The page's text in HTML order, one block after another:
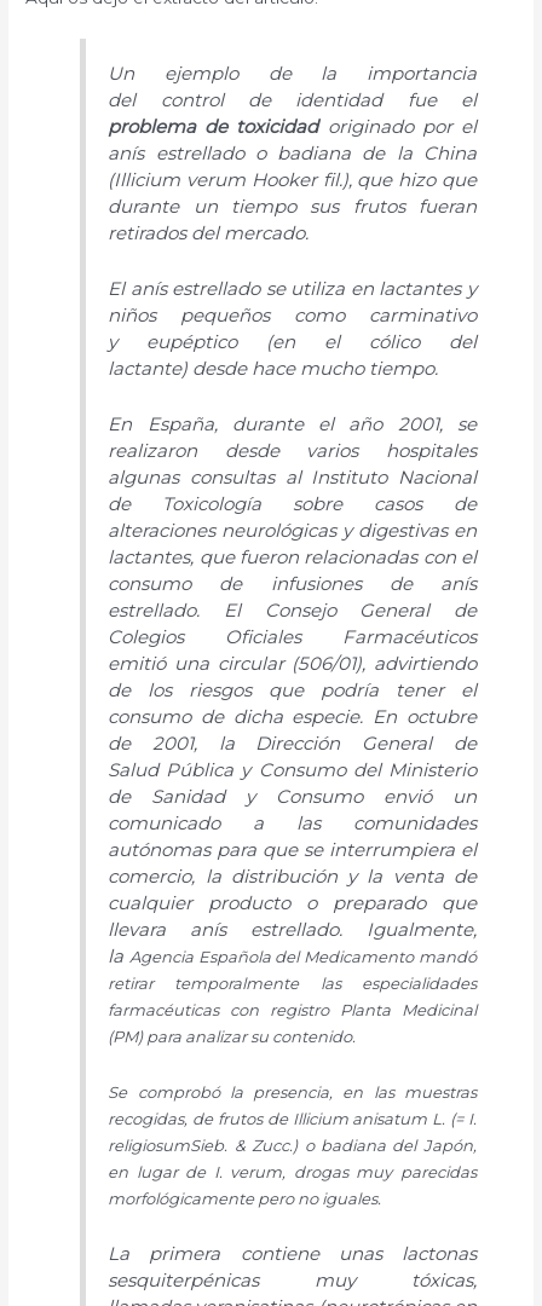
Un ejemplo de la importancia
del control de identidad fue el
problema de toxicidadoriginado por el
anís estrellado o badiana de la China
(Illicium verum Hooker fil.), que hizo que
durante un tiempo sus frutos fueran
retirados del mercado.
El anís estrellado se utiliza en lactantes y
niños pequeños como carminativo
y eupéptico (en el cólico del
lactante) desde hace mucho tiempo.
En España, durante el año 2001, se
realizaron desde varios hospitales
algunas consultas al Instituto Nacional
de Toxicología sobre casos de
alteraciones neurológicas y digestivas en
lactantes, que fueron relacionadas con el
consumo de infusiones de anís
estrellado. El Consejo General de
Colegios Oficiales Farmacéuticos
emitió una circular (506/01), advirtiendo
de los riesgos que podría tener el
consumo de dicha especie. En octubre
de 2001, la Dirección General de
Salud Pública y Consumo del Ministerio
de Sanidad y Consumo envió un
comunicado a las comunidades
autónomas para que se interrumpiera el
comercio, la distribución y la venta de
cualquier producto o preparado que
llevara anís estrellado. Igualmente,
la Agencia Española del Medicamento mandó
retirar temporalmente las especialidades
farmacéuticas con registro Planta Medicinal
(PM) para analizar su contenido.
Se comprobó la presencia, en las muestras
recogidas, de frutos de Illicium anisatum L. (= I.
religiosumSieb. & Zucc.) o badiana del Japón,
en lugar de I. verum, drogas muy parecidas
morfológicamente pero no iguales.
La primera contiene unas lactonas
sesquiterpénicas muy tóxicas,